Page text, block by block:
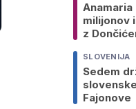
milijonov
z
SLOVENIJA
Sedem
Fajonove